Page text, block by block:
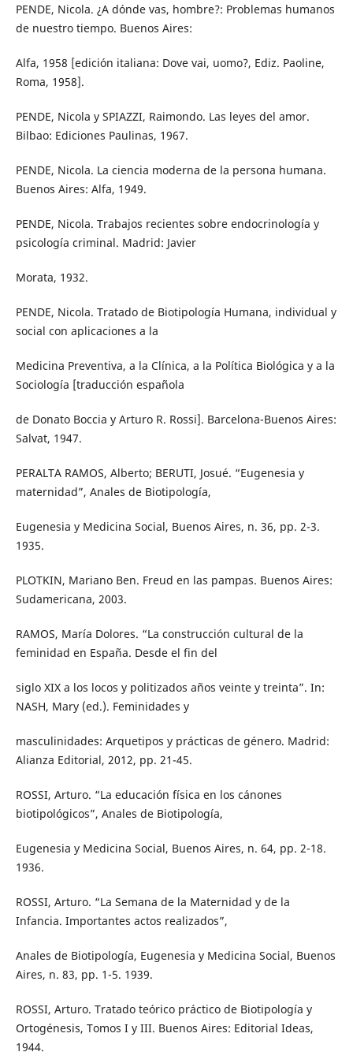
PENDE, Nicola. ¿A dónde vas, hombre?: Problemas humanos
de nuestro tiempo. Buenos Aires:
Alfa, 1958 [edición italiana: Dove vai, uomo?, Ediz. Paoline,
Roma, 1958].
PENDE, Nicola y SPIAZZI, Raimondo. Las leyes del amor.
Bilbao: Ediciones Paulinas, 1967.
PENDE, Nicola. La ciencia moderna de la persona humana.
Buenos Aires: Alfa, 1949.
PENDE, Nicola. Trabajos recientes sobre endocrinología y
psicología criminal. Madrid: Javier
Morata, 1932.
PENDE, Nicola. Tratado de Biotipología Humana, individual y
social con aplicaciones a la
Medicina Preventiva, a la Clínica, a la Política Biológica y a la
Sociología [traducción española
de Donato Boccia y Arturo R. Rossi]. Barcelona-Buenos Aires:
Salvat, 1947.
PERALTA RAMOS, Alberto; BERUTI, Josué. “Eugenesia y
maternidad”, Anales de Biotipología,
Eugenesia y Medicina Social, Buenos Aires, n. 36, pp. 2-3.
1935.
PLOTKIN, Mariano Ben. Freud en las pampas. Buenos Aires:
Sudamericana, 2003.
RAMOS, María Dolores. “La construcción cultural de la
feminidad en España. Desde el fin del
siglo XIX a los locos y politizados años veinte y treinta”. In:
NASH, Mary (ed.). Feminidades y
masculinidades: Arquetipos y prácticas de género. Madrid:
Alianza Editorial, 2012, pp. 21-45.
ROSSI, Arturo. “La educación física en los cánones
biotipológicos”, Anales de Biotipología,
Eugenesia y Medicina Social, Buenos Aires, n. 64, pp. 2-18.
1936.
ROSSI, Arturo. “La Semana de la Maternidad y de la
Infancia. Importantes actos realizados”,
Anales de Biotipología, Eugenesia y Medicina Social, Buenos
Aires, n. 83, pp. 1-5. 1939.
ROSSI, Arturo. Tratado teórico práctico de Biotipología y
Ortogénesis, Tomos I y III. Buenos Aires: Editorial Ideas,
1944.